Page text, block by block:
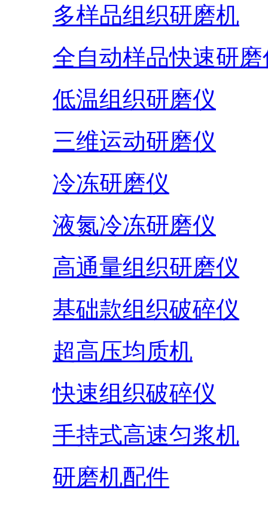
多样品组织研磨机
全自动样品快速研磨
低温组织研磨仪
三维运动研磨仪
冷冻研磨仪
液氮冷冻研磨仪
高通量组织研磨仪
基础款组织破碎仪
超高压均质机
快速组织破碎仪
手持式高速匀浆机
研磨机配件